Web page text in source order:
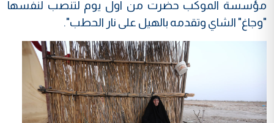
مؤسسة الموكب حضرت من اول يوم لتنصب لنفسها
"وجاغ" الشاي وتقدمه بالهيل على نار الحطب".